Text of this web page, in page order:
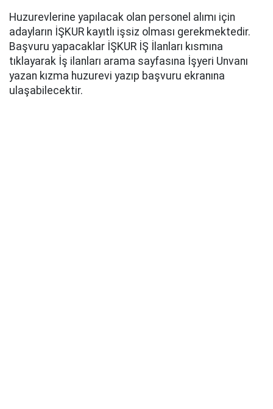
Huzurevlerine yapılacak olan personel alımı için
adayların İŞKUR kayıtlı işsiz olması gerekmektedir.
Başvuru yapacaklar İŞKUR İŞ İlanları kısmına
tıklayarak İş ilanları arama sayfasına İşyeri Unvanı
yazan kızma huzurevi yazıp başvuru ekranına
ulaşabilecektir.